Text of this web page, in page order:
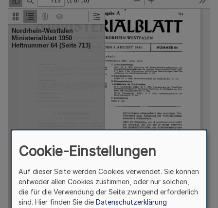
Cookie-Einstellungen
Auf dieser Seite werden Cookies verwendet. Sie können
entweder allen Cookies zustimmen, oder nur solchen,
die für die Verwendung der Seite zwingend erforderlich
sind. Hier finden Sie die Datenschutzerklärung